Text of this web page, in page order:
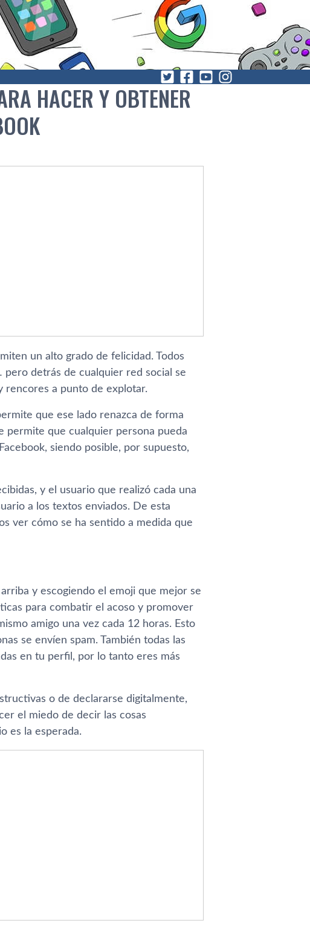
HACER Y OBTENER
un alto grado de felicidad. Todos
detrás de cualquier red social se
rencores a punto de explotar.
que ese lado renazca de forma
permite que cualquier persona pueda
siendo posible, por supuesto,
y el usuario que realizó cada una
a los textos enviados. De esta
ver cómo se ha sentido a medida que
y escogiendo el emoji que mejor se
para combatir el acoso y promover
amigo una vez cada 12 horas. Esto
se enví­en spam. También todas las
en tu perfil, por lo tanto eres más
o de declararse digitalmente,
el miedo de decir las cosas
es la esperada.